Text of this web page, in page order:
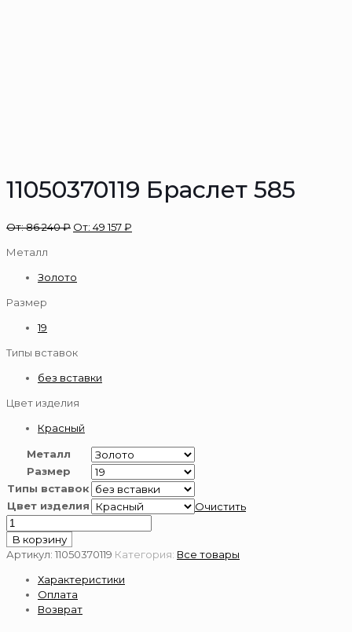
11050370119 Браслет 585
От:86 240₽ От: 49 157₽
Металл
Золото
Размер
19
Типы вставок
без вставки
Цвет изделия
Красный
Металл
Размер
Типы вставок
Цвет изделия
Очистить
Количество
товара
11050370119
В корзину
Артикул: 11050370119 Категория: Все товары
Характеристики
Оплата
Возврат